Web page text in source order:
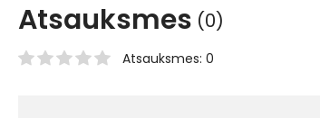
Atsauksmes (0)
Atsauksmes: 0